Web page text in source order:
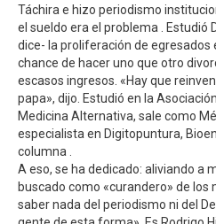
Táchira e hizo periodismo
el sueldo era el problema . Estudió
dice- la proliferación de egresados
chance de hacer uno que otro
escasos ingresos. «Hay que
papa», dijo. Estudió en la
Medicina Alternativa, sale como
especialista en Digitopuntura,
columna .
A eso, se ha dedicado: aliviando a
buscado como «curandero» de los
saber nada del periodismo ni del